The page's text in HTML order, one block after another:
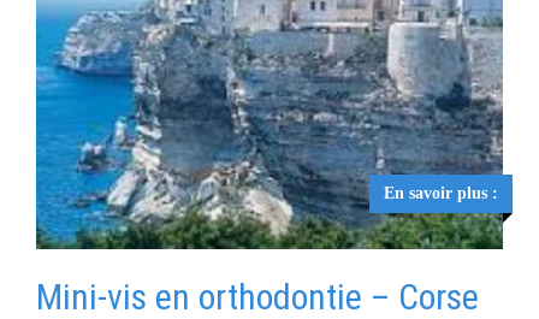
En savoir plus :
Mini-vis en orthodontie – Corse